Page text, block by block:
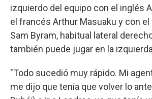
izquierdo del equipo con el inglés
el francés Arthur Masuaku y con
Sam Byram, habitual lateral
también puede jugar en la
"Todo sucedió muy rápido. Mi
me dijo que tenía que volver lo